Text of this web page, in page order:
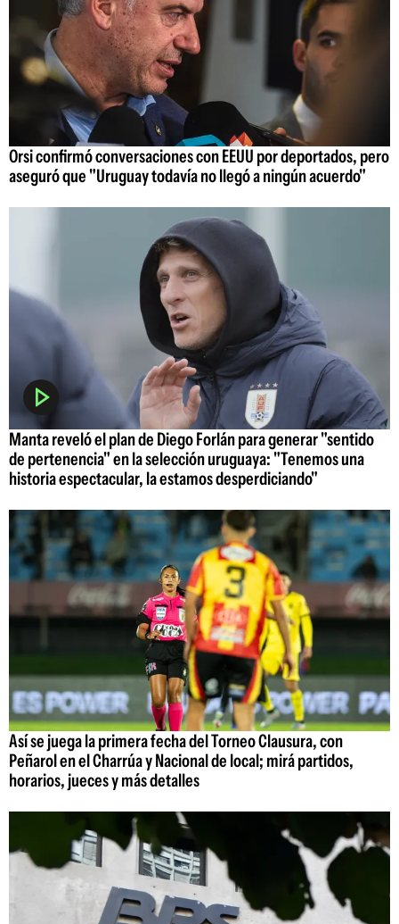
Orsi confirmó conversaciones con EEUU por deportados, pero
aseguró que "Uruguay todavía no llegó a ningún acuerdo"
Manta reveló el plan de Diego Forlán para generar "sentido
de pertenencia" en la selección uruguaya: "Tenemos una
historia espectacular, la estamos desperdiciando"
Así se juega la primera fecha del Torneo Clausura, con
Peñarol en el Charrúa y Nacional de local; mirá partidos,
horarios, jueces y más detalles